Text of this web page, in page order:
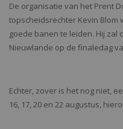
De organisatie van het Prent
topscheidsrechter Kevin Blom
goede banen te leiden. Hij zal
Nieuwlande op de finaledag
Echter, zover is het nog niet,
16, 17, 20 en 22 augustus,